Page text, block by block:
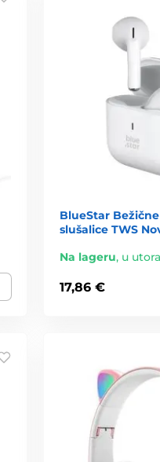
BlueStar
slušalice TWS
Na lageru, u
17,86 €